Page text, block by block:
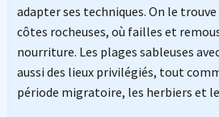
adapter ses techniques. On le
côtes rocheuses, où failles et
nourriture. Les plages sableuses
aussi des lieux privilégiés, tout
période migratoire, les herbiers et